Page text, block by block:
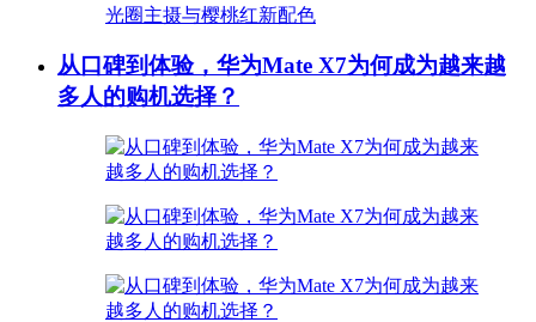
从口碑到体验，华为Mate X7为何成为越来越
多人的购机选择？